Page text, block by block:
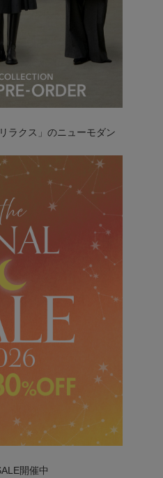
ラクス」のニューモダン
開催中